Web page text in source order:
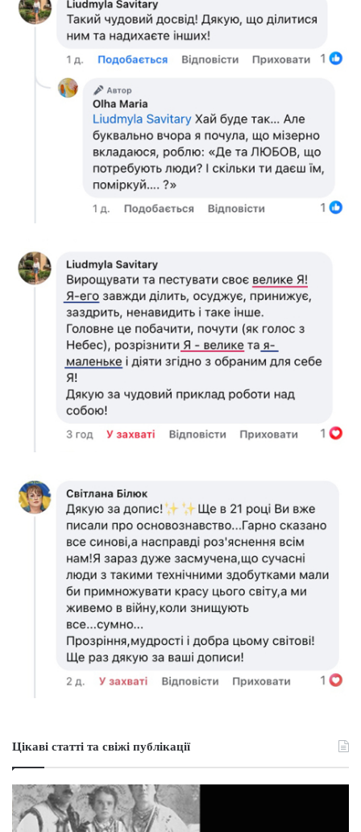
Цікаві статті та свіжі публікації